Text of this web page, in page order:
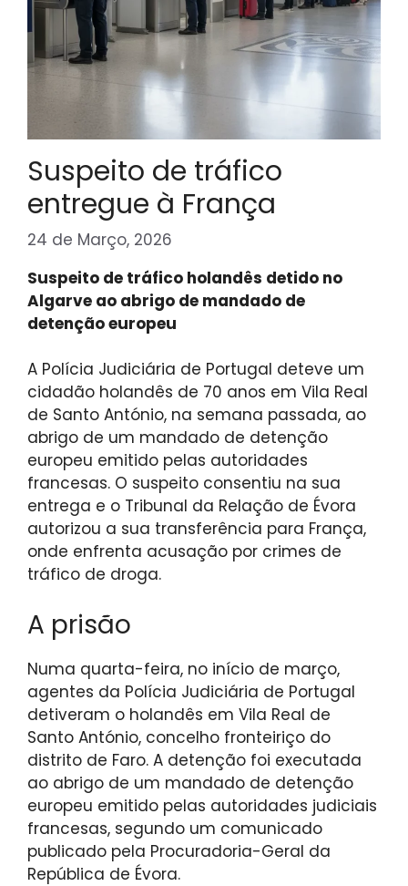
Suspeito de tráfico
entregue à França
24 de Março, 2026
Suspeito de tráfico holandês detido no
Algarve ao abrigo de mandado de
detenção europeu
A Polícia Judiciária de Portugal deteve um
cidadão holandês de 70 anos em Vila Real
de Santo António, na semana passada, ao
abrigo de um mandado de detenção
europeu emitido pelas autoridades
francesas. O suspeito consentiu na sua
entrega e o Tribunal da Relação de Évora
autorizou a sua transferência para França,
onde enfrenta acusação por crimes de
tráfico de droga.
A prisão
Numa quarta-feira, no início de março,
agentes da Polícia Judiciária de Portugal
detiveram o holandês em Vila Real de
Santo António, concelho fronteiriço do
distrito de Faro. A detenção foi executada
ao abrigo de um mandado de detenção
europeu emitido pelas autoridades judiciais
francesas, segundo um comunicado
publicado pela Procuradoria-Geral da
República de Évora.